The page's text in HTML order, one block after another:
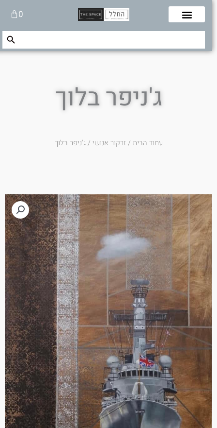
0עגלת
קניות
Search
Search Button
ג'ניפר בלוך
עמוד הבית/זרקור אנושי/ ג'ניפר בלוך